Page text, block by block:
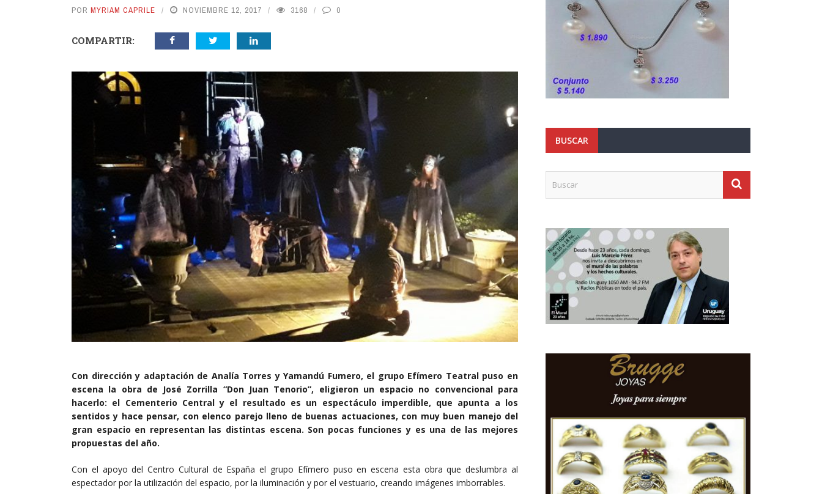
POR MYRIAM CAPRILE NOVIEMBRE 12, 2017 3168 0
COMPARTIR:
Con dirección y adaptación de Analía Torres y Yamandú Fumero, el grupo Efímero Teatral puso en
escena la obra de José Zorrilla “Don Juan Tenorio”, eligieron un espacio no convencional para
hacerlo: el Cementerio Central y el resultado es un espectáculo imperdible, que apunta a los
sentidos y hace pensar, con elenco parejo lleno de buenas actuaciones, con muy buen manejo del
gran espacio en representan las distintas escena. Son pocas funciones y es una de las mejores
propuestas del año.
Con el apoyo del Centro Cultural de España el grupo Efímero puso en escena esta obra que deslumbra al
espectador por la utilización del espacio, por la iluminación y por el vestuario, creando imágenes imborrables.
BUSCAR